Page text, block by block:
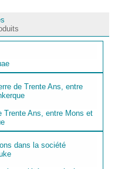
Trente Ans, entre Mons et